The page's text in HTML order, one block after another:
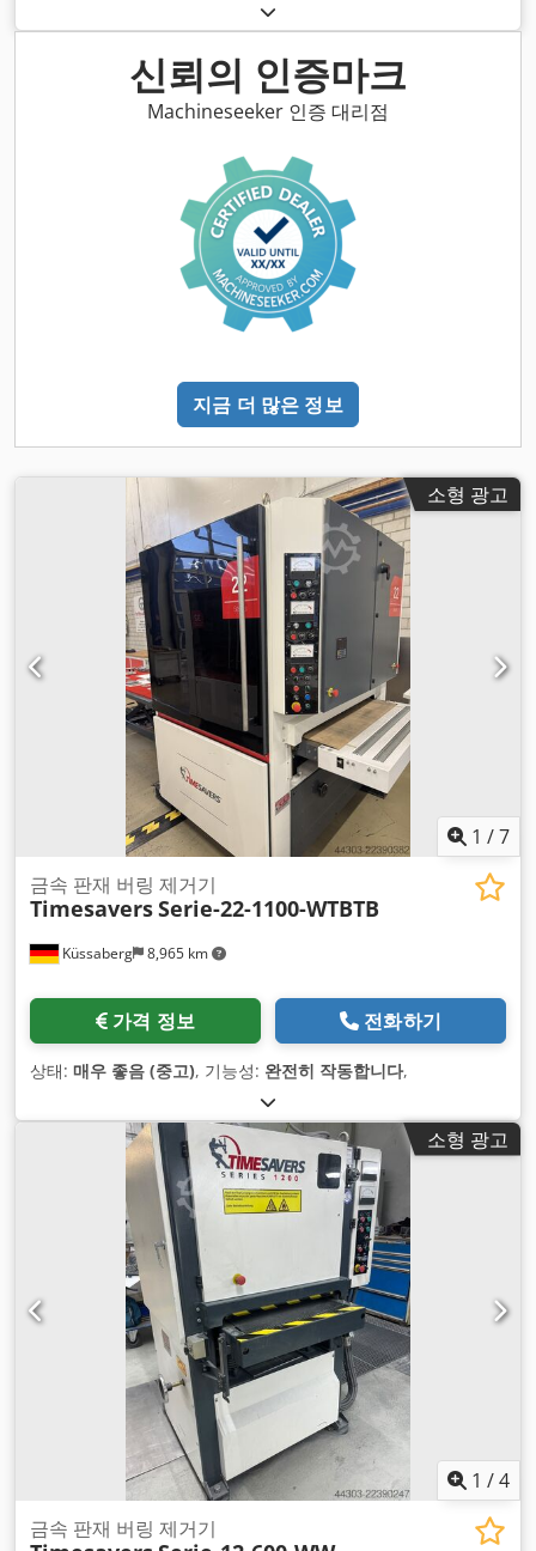
신뢰의 인증마크
Machineseeker 인증 대리점
지금 더 많은 정보
소형 광고
1 /7
Küssaberg 8,965 km
금속 판재 버링 제거기
TimesaversSerie-22-1100-WTBTB
가격 정보 전화하기
상태: 매우 좋음 (중고), 기능성: 완전히 작동합니다,
소형 광고
1 /4
금속 판재 버링 제거기